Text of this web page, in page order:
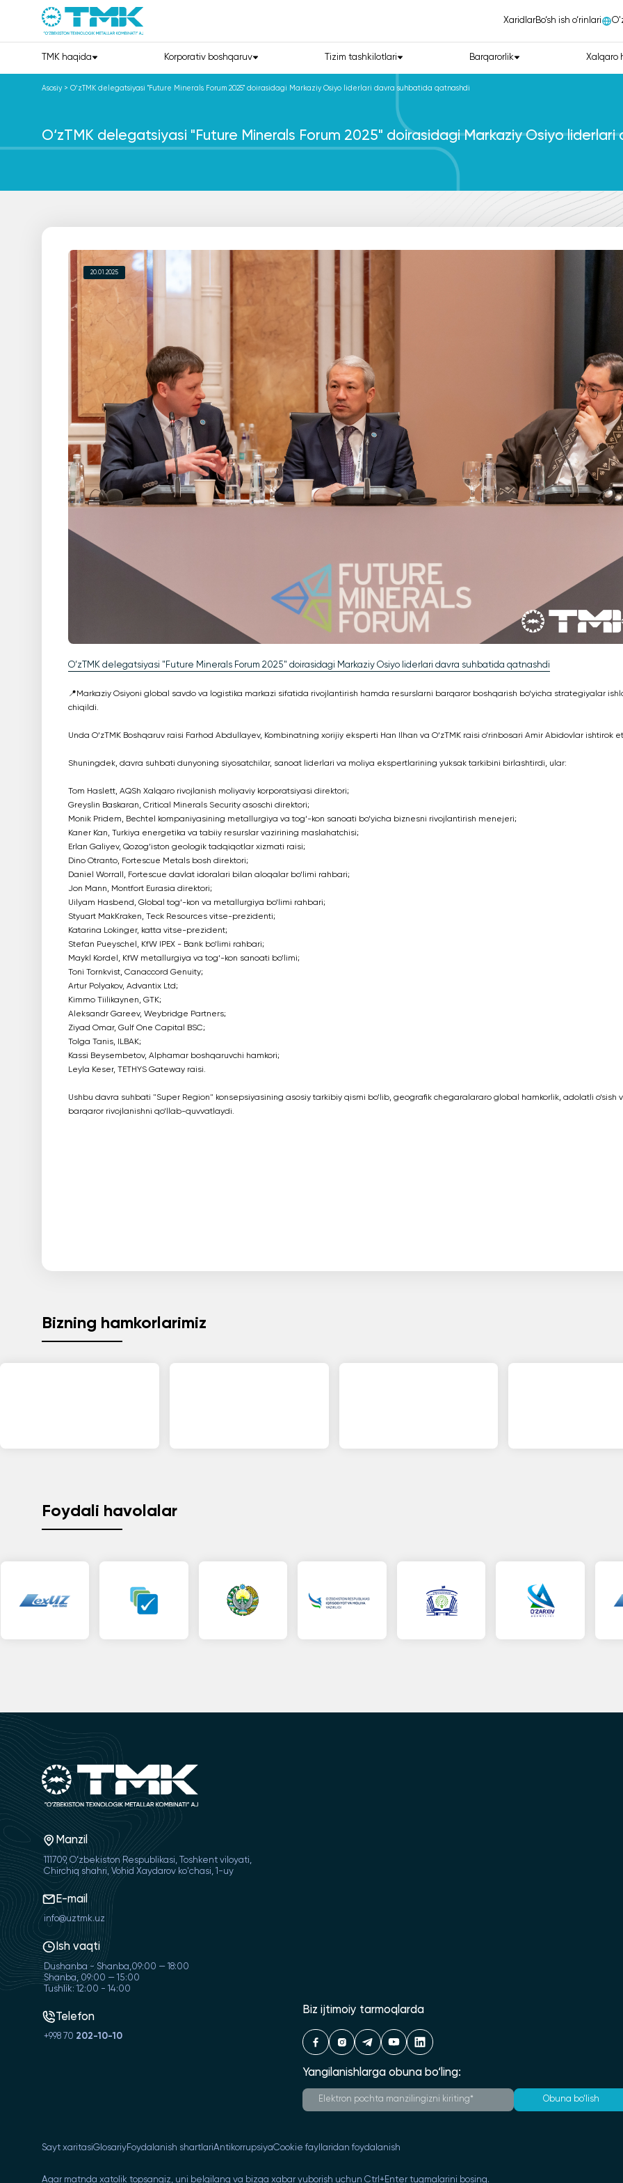
XaridlarBo‘sh ish o‘rinlari
TMK haqida Korporativ boshqaruv Tizim tashkilotlari Barqarorlik Xalqaro
Asosiy > O‘zTMK delegatsiyasi "Future Minerals Forum 2025" doirasidagi Markaziy Osiyo liderlari davra suhbatida qatnashdi
O‘zTMK delegatsiyasi "Future Minerals Forum 2025" doirasidagi Markaziy Osiyo
20.01.2025
O‘zTMK delegatsiyasi "Future Minerals Forum 2025" doirasidagi Markaziy Osiyo liderlari davra suhbatida qatnashdi
📍Markaziy Osiyoni global savdo va logistika markazi sifatida rivojlantirish hamda resurslarni barqaror boshqarish bo‘yicha strategiyalar
chiqildi.
Unda O‘zTMK Boshqaruv raisi Farhod Abdullayev, Kombinatning xorijiy eksperti Han Ilhan va O‘zTMK raisi o‘rinbosari Amir Abidovlar ishtirok
Shuningdek, davra suhbati dunyoning siyosatchilar, sanoat liderlari va moliya ekspertlarining yuksak tarkibini birlashtirdi, ular:
Tom Haslett, AQSh Xalqaro rivojlanish moliyaviy korporatsiyasi direktori;
Greyslin Baskaran, Critical Minerals Security asoschi direktori;
Monik Pridem, Bechtel kompaniyasining metallurgiya va tog‘-kon sanoati bo‘yicha biznesni rivojlantirish menejeri;
Kaner Kan, Turkiya energetika va tabiiy resurslar vazirining maslahatchisi;
Erlan Galiyev, Qozog‘iston geologik tadqiqotlar xizmati raisi;
Dino Otranto, Fortescue Metals bosh direktori;
Daniel Worrall, Fortescue davlat idoralari bilan aloqalar bo‘limi rahbari;
Jon Mann, Montfort Eurasia direktori;
Uilyam Hasbend, Global tog‘-kon va metallurgiya bo‘limi rahbari;
Styuart MakKraken, Teck Resources vitse-prezidenti;
Katarina Lokinger, katta vitse-prezident;
Stefan Pueyschel, KfW IPEX - Bank bo‘limi rahbari;
Maykl Kordel, KfW metallurgiya va tog‘-kon sanoati bo‘limi;
Toni Tornkvist, Canaccord Genuity;
Artur Polyakov, Advantix Ltd;
Kimmo Tiilikaynen, GTK;
Aleksandr Gareev, Weybridge Partners;
Ziyad Omar, Gulf One Capital BSC;
Tolga Tanis, ILBAK;
Kassi Beysembetov, Alphamar boshqaruvchi hamkori;
Leyla Keser, TETHYS Gateway raisi.
Ushbu davra suhbati "Super Region" konsepsiyasining asosiy tarkibiy qismi bo‘lib, geografik chegaralararo global hamkorlik, adolatli o‘sish
barqaror rivojlanishni qo‘llab-quvvatlaydi.
Bizning hamkorlarimiz
Foydali havolalar
Manzil
111709, O‘zbekiston Respublikasi, Toshkent viloyati,
Chirchiq shahri, Vohid Xaydarov ko'chasi, 1-uy
E-mail
info@uztmk.uz
Ish vaqti
Dushanba - Shanba,09:00 — 18:00
Shanba, 09:00 — 15:00
Tushlik: 12:00 - 14:00
Telefon
+998 70 202-10-10
Biz ijtimoiy tarmoqlarda
Yangilanishlarga obuna bo‘ling:
Obuna bo‘lish
Sayt xaritasiGlosariyFoydalanish shartlariAntikorrupsiyaCookie fayllaridan foydalanish
Agar matnda xatolik topsangiz, uni belgilang va bizga xabar yuborish uchun Ctrl+Enter tugmalarini bosing.